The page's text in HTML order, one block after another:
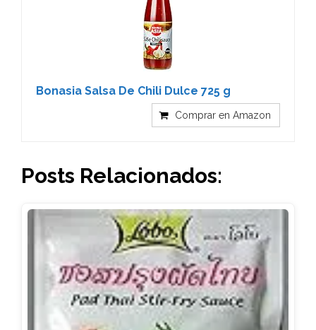
Bonasia Salsa De Chili Dulce 725 g
Comprar en Amazon
Posts Relacionados: